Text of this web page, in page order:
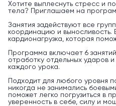
Хотите выплеснуть стресс и
тела? Приглашаем на
Занятия задействуют все
координацию и выносливость.
кардионагрузка, которая
Программа включает 6
отработку отдельных ударов
каждого урока.
Подходит для любого уровня
никогда не занимались
поможет легко погрузиться в
уверенность в себе, силу и